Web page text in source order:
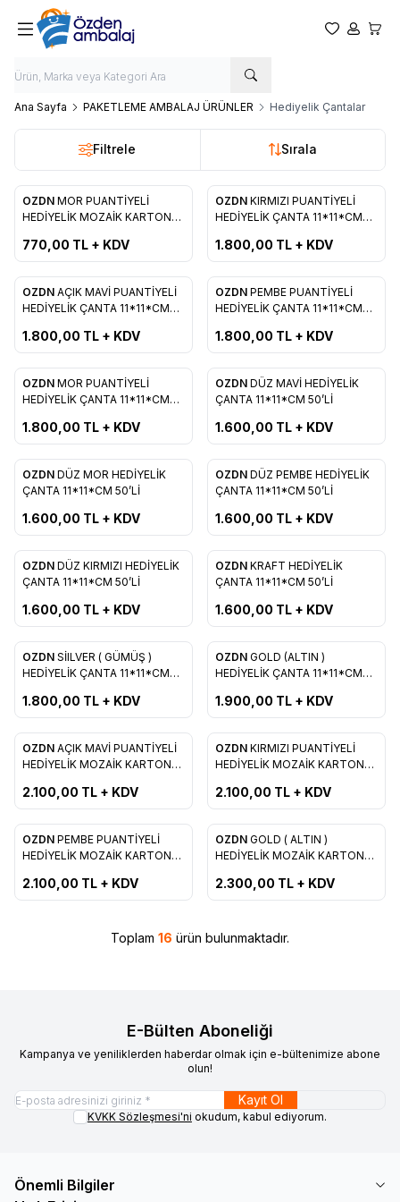
Favorilerim
Hesabım
Ana Sayfa PAKETLEME AMBALAJ ÜRÜNLER Hediyelik Çantalar
Filtrele Sırala
Favorilere Ekle
OZDN MOR PUANTİYELİ
HEDİYELİK MOZAİK KARTON
770,00 TL + KDV
Favorilere Ekle
OZDN KIRMIZI PUANTİYELİ
HEDİYELİK ÇANTA 11*11*CM
1.800,00 TL + KDV
Favorilere Ekle
OZDN AÇIK MAVİ PUANTİYELİ
HEDİYELİK ÇANTA 11*11*CM
1.800,00 TL + KDV
Favorilere Ekle
OZDN PEMBE PUANTİYELİ
HEDİYELİK ÇANTA 11*11*CM
1.800,00 TL + KDV
Favorilere Ekle
OZDN MOR PUANTİYELİ
HEDİYELİK ÇANTA 11*11*CM
1.800,00 TL + KDV
Favorilere Ekle
OZDN DÜZ MAVİ HEDİYELİK
ÇANTA 11*11*CM 50’Lİ
1.600,00 TL + KDV
Favorilere Ekle
OZDN DÜZ MOR HEDİYELİK
ÇANTA 11*11*CM 50’Lİ
1.600,00 TL + KDV
Favorilere Ekle
OZDN DÜZ PEMBE HEDİYELİK
ÇANTA 11*11*CM 50’Lİ
1.600,00 TL + KDV
Favorilere Ekle
OZDN DÜZ KIRMIZI HEDİYELİK
ÇANTA 11*11*CM 50’Lİ
1.600,00 TL + KDV
Favorilere Ekle
OZDN KRAFT HEDİYELİK
ÇANTA 11*11*CM 50’Lİ
1.600,00 TL + KDV
Favorilere Ekle
OZDN SİILVER ( GÜMÜŞ )
HEDİYELİK ÇANTA 11*11*CM
1.800,00 TL + KDV
Favorilere Ekle
OZDN GOLD (ALTIN )
HEDİYELİK ÇANTA 11*11*CM
1.900,00 TL + KDV
Favorilere Ekle
OZDN AÇIK MAVİ PUANTİYELİ
HEDİYELİK MOZAİK KARTON
2.100,00 TL + KDV
Favorilere Ekle
OZDN KIRMIZI PUANTİYELİ
HEDİYELİK MOZAİK KARTON
2.100,00 TL + KDV
Favorilere Ekle
OZDN PEMBE PUANTİYELİ
HEDİYELİK MOZAİK KARTON
2.100,00 TL + KDV
Favorilere Ekle
OZDN GOLD ( ALTIN )
HEDİYELİK MOZAİK KARTON
2.300,00 TL + KDV
Toplam 16 ürün bulunmaktadır.
E-Bülten Aboneliği
Kampanya ve yeniliklerden haberdar olmak için e-bültenimize abone
olun!
Kayıt Ol
KVKK Sözleşmesi'ni okudum, kabul ediyorum.
Önemli Bilgiler